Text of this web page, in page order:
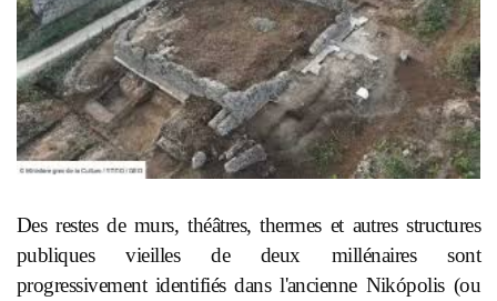
Des restes de murs, théâtres, thermes et autres structures
publiques vieilles de deux millénaires sont
progressivement identifiés dans l'ancienne Nikópolis (ou